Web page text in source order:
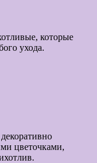
которые
ухода.
цветочками,